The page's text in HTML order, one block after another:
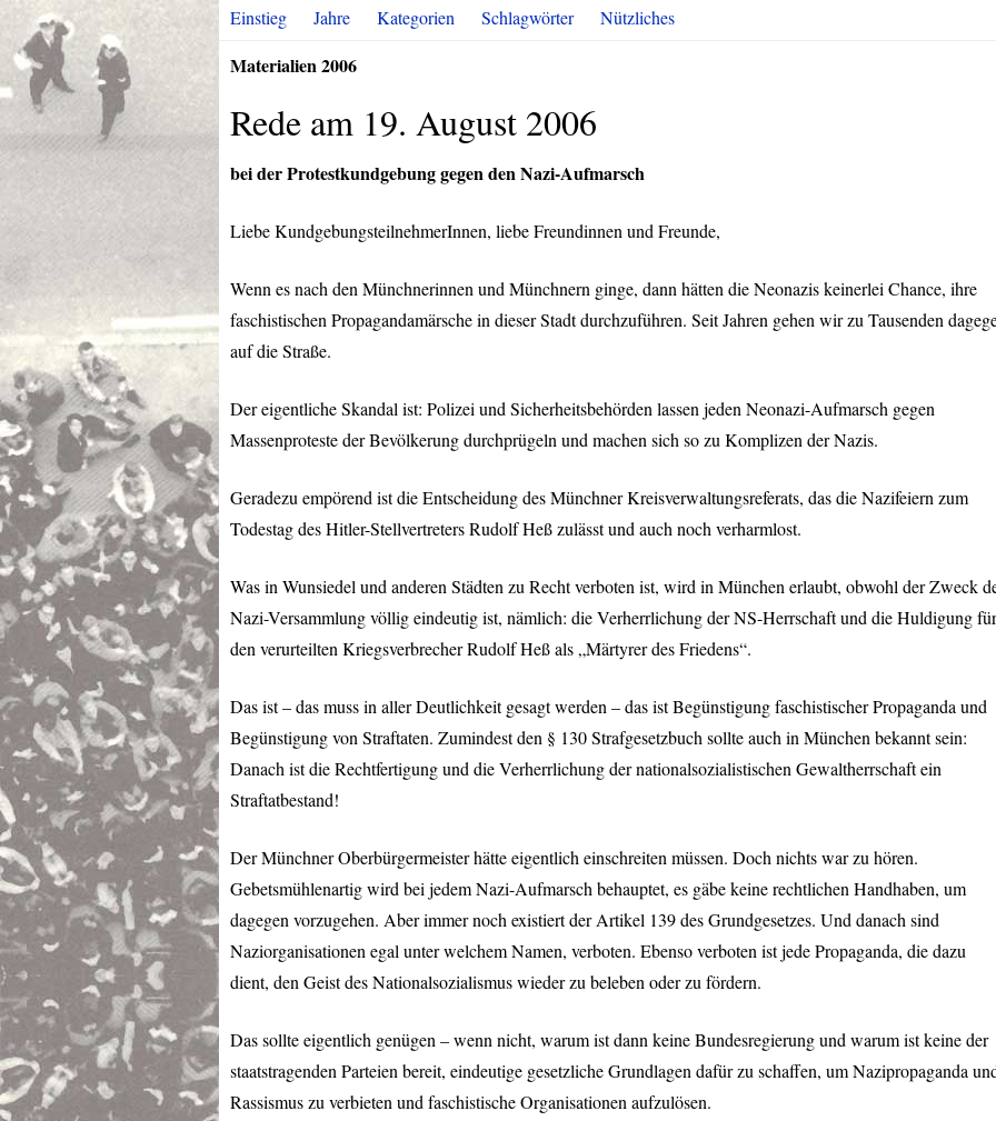
Einstieg Jahre Kategorien Schlagwörter Nützliches
Materialien 2006
Rede am 19. August 2006
bei der Protestkundgebung gegen den Nazi-Aufmarsch
Liebe KundgebungsteilnehmerInnen, liebe Freundinnen und Freunde,
Wenn es nach den Münchnerinnen und Münchnern ginge, dann hätten die Neonazis keinerlei Chance, ihre
faschistischen Propagandamärsche in dieser Stadt durchzuführen. Seit Jahren gehen wir zu Tausenden
auf die Straße.
Der eigentliche Skandal ist: Polizei und Sicherheitsbehörden lassen jeden Neonazi-Aufmarsch gegen
Massenproteste der Bevölkerung durchprügeln und machen sich so zu Komplizen der Nazis.
Geradezu empörend ist die Entscheidung des Münchner Kreisverwaltungsreferats, das die Nazifeiern zum
Todestag des Hitler-Stellvertreters Rudolf Heß zulässt und auch noch verharmlost.
Was in Wunsiedel und anderen Städten zu Recht verboten ist, wird in München erlaubt, obwohl der Zweck
Nazi-Versammlung völlig eindeutig ist, nämlich: die Verherrlichung der NS-Herrschaft und die Huldigung für
den verurteilten Kriegsverbrecher Rudolf Heß als „Märtyrer des Friedens“.
Das ist – das muss in aller Deutlichkeit gesagt werden – das ist Begünstigung faschistischer Propaganda und
Begünstigung von Straftaten. Zumindest den § 130 Strafgesetzbuch sollte auch in München bekannt sein:
Danach ist die Rechtfertigung und die Verherrlichung der nationalsozialistischen Gewaltherrschaft ein
Straftatbestand!
Der Münchner Oberbürgermeister hätte eigentlich einschreiten müssen. Doch nichts war zu hören.
Gebetsmühlenartig wird bei jedem Nazi-Aufmarsch behauptet, es gäbe keine rechtlichen Handhaben, um
dagegen vorzugehen. Aber immer noch existiert der Artikel 139 des Grundgesetzes. Und danach sind
Naziorganisationen egal unter welchem Namen, verboten. Ebenso verboten ist jede Propaganda, die dazu
dient, den Geist des Nationalsozialismus wieder zu beleben oder zu fördern.
Das sollte eigentlich genügen – wenn nicht, warum ist dann keine Bundesregierung und warum ist keine der
staatstragenden Parteien bereit, eindeutige gesetzliche Grundlagen dafür zu schaffen, um Nazipropaganda
Rassismus zu verbieten und faschistische Organisationen aufzulösen.